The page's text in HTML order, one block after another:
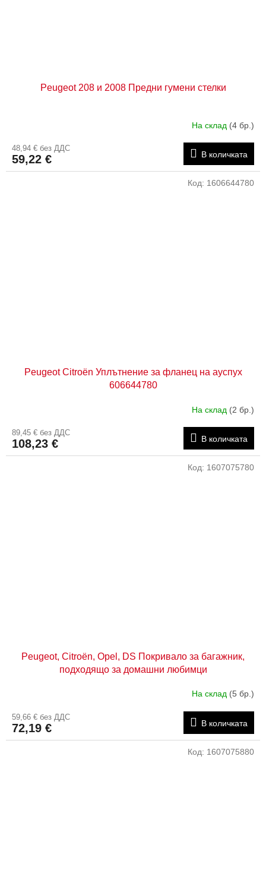
Peugeot 208 и 2008 Предни гумени стелки
На склад (4 бр.)
48,94 € без ДДС
59,22 € В количката
Peugeot Citroën Уплътнение за фланец на ауспух
606644780
На склад (2 бр.)
89,45 € без ДДС
108,23 € В количката
Код: 1606644780
Peugeot, Citroën, Opel, DS Покривало за багажник,
подходящо за домашни любимци
На склад (5 бр.)
59,66 € без ДДС
72,19 € В количката
Код: 1607075780
Код: 1607075880